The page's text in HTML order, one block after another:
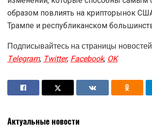
образом повлиять на крипторынок
Трампе и республиканском
Подписывайтесь на страницы
Telegram,Twitter,Facebook,OK
Актуальные новости